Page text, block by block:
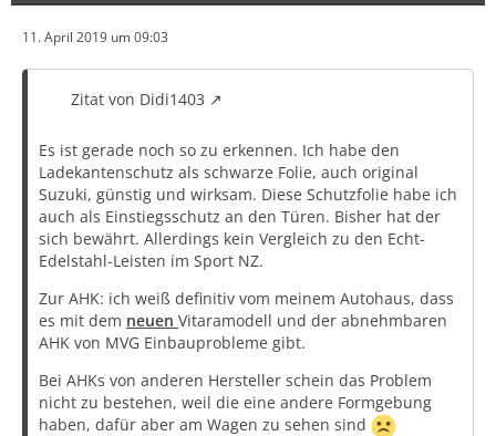
11. April 2019 um 09:03
Zitat von Didi1403
Es ist gerade noch so zu erkennen. Ich habe den
Ladekantenschutz als schwarze Folie, auch original
Suzuki, günstig und wirksam. Diese Schutzfolie habe ich
auch als Einstiegsschutz an den Türen. Bisher hat der
sich bewährt. Allerdings kein Vergleich zu den Echt-
Edelstahl-Leisten im Sport NZ.
Zur AHK: ich weiß definitiv vom meinem Autohaus, dass
es mit dem neuen Vitaramodell und der abnehmbaren
AHK von MVG Einbauprobleme gibt.
Bei AHKs von anderen Hersteller schein das Problem
nicht zu bestehen, weil die eine andere Formgebung
haben, dafür aber am Wagen zu sehen sind